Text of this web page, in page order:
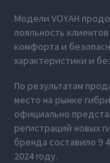
Модели VOYAH
лояльность
комфорта и
характеристики и
По результатам
место на рынке
официально
регистраций новых
бренда составило 9
2024 году.